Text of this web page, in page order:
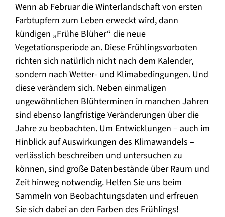
Wenn ab Februar die Winterlandschaft von ersten
Farbtupfern zum Leben erweckt wird, dann
kündigen „Frühe Blüher“ die neue
Vegetationsperiode an. Diese Frühlingsvorboten
richten sich natürlich nicht nach dem Kalender,
sondern nach Wetter- und Klimabedingungen. Und
diese verändern sich. Neben einmaligen
ungewöhnlichen Blühterminen in manchen Jahren
sind ebenso langfristige Veränderungen über die
Jahre zu beobachten. Um Entwicklungen – auch im
Hinblick auf Auswirkungen des Klimawandels –
verlässlich beschreiben und untersuchen zu
können, sind große Datenbestände über Raum und
Zeit hinweg notwendig. Helfen Sie uns beim
Sammeln von Beobachtungsdaten und erfreuen
Sie sich dabei an den Farben des Frühlings!